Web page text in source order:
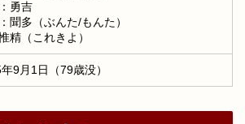
勇吉
聞多（ぶんた/もんた）
精（これきよ）
9月1日（79歳没）